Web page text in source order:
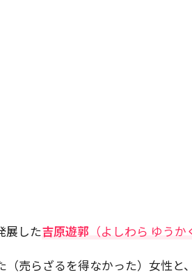
展した吉原遊郭 （よしわら ゆうか
売らざるを得なかった）女性と